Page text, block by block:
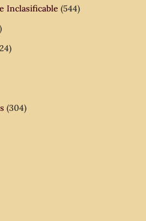
Inclasificable (544)
(304)